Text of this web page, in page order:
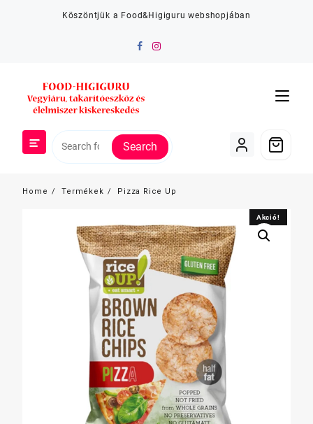
Köszöntjük a Food&Higiguru webshopjában
Search
Home Termékek Pizza Rice Up
Akció!
Akció!